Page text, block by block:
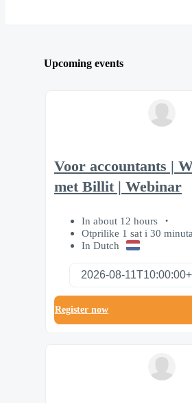
Upcoming events
Voor accountants |
met Billit | Webinar
In about 12 hours
Otprilike 1 sat i 30 minuta
In Dutch
Register now